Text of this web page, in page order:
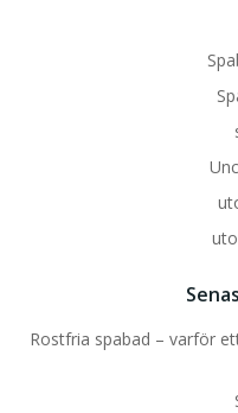
Rostfria spabad – varför